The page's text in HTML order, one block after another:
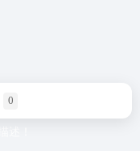
0